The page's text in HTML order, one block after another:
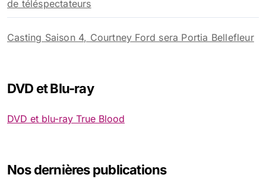
de téléspectateurs
Casting Saison 4, Courtney Ford sera Portia Bellefleur
DVD et Blu-ray
DVD et blu-ray True Blood
Nos dernières publications